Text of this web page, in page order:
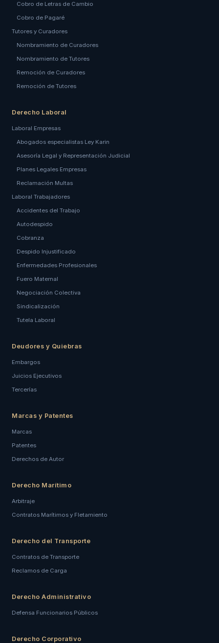
Cobro de Letras de Cambio
Cobro de Pagaré
Tutores y Curadores
Nombramiento de Curadores
Nombramiento de Tutores
Remoción de Curadores
Remoción de Tutores
Derecho Laboral
Laboral Empresas
Abogados especialistas Ley Karin
Asesoría Legal y Representación Judicial
Planes Legales Empresas
Reclamación Multas
Laboral Trabajadores
Accidentes del Trabajo
Autodespido
Cobranza
Despido Injustificado
Enfermedades Profesionales
Fuero Maternal
Negociación Colectiva
Sindicalización
Tutela Laboral
Deudores y Quiebras
Embargos
Juicios Ejecutivos
Tercerías
Marcas y Patentes
Marcas
Patentes
Derechos de Autor
Derecho Marítimo
Arbitraje
Contratos Marítimos y Fletamiento
Derecho del Transporte
Contratos de Transporte
Reclamos de Carga
Derecho Administrativo
Defensa Funcionarios Públicos
Derecho Corporativo